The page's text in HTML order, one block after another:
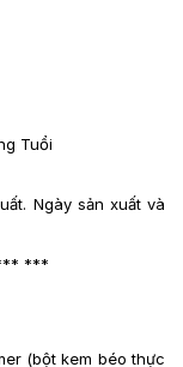
Tuổi
Ngày sản xuất và
***
(bột kem béo thực